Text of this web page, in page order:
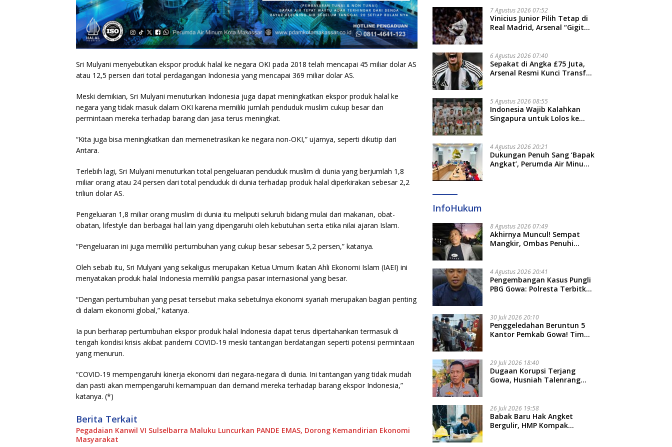
Sri Mulyani menyebutkan ekspor produk halal ke negara OKI pada 2018 telah mencapai 45 miliar dolar AS
atau 12,5 persen dari total perdagangan Indonesia yang mencapai 369 miliar dolar AS.
Meski demikian, Sri Mulyani menuturkan Indonesia juga dapat meningkatkan ekspor produk halal ke
negara yang tidak masuk dalam OKI karena memiliki jumlah penduduk muslim cukup besar dan
permintaan mereka terhadap barang dan jasa terus meningkat.
“Kita juga bisa meningkatkan dan memenetrasikan ke negara non-OKI,” ujarnya, seperti dikutip dari
Antara.
Terlebih lagi, Sri Mulyani menuturkan total pengeluaran penduduk muslim di dunia yang berjumlah 1,8
miliar orang atau 24 persen dari total penduduk di dunia terhadap produk halal diperkirakan sebesar 2,2
triliun dolar AS.
Pengeluaran 1,8 miliar orang muslim di dunia itu meliputi seluruh bidang mulai dari makanan, obat-
obatan, lifestyle dan berbagai hal lain yang dipengaruhi oleh kebutuhan serta etika nilai ajaran Islam.
“Pengeluaran ini juga memiliki pertumbuhan yang cukup besar sebesar 5,2 persen,” katanya.
Oleh sebab itu, Sri Mulyani yang sekaligus merupakan Ketua Umum Ikatan Ahli Ekonomi Islam (IAEI) ini
menyatakan produk halal Indonesia memiliki pangsa pasar internasional yang besar.
“Dengan pertumbuhan yang pesat tersebut maka sebetulnya ekonomi syariah merupakan bagian penting
di dalam ekonomi global,” katanya.
Ia pun berharap pertumbuhan ekspor produk halal Indonesia dapat terus dipertahankan termasuk di
tengah kondisi krisis akibat pandemi COVID-19 meski tantangan berdatangan seperti potensi permintaan
yang menurun.
“COVID-19 mempengaruhi kinerja ekonomi dari negara-negara di dunia. Ini tantangan yang tidak mudah
dan pasti akan mempengaruhi kemampuan dan demand mereka terhadap barang ekspor Indonesia,”
katanya. (*)
Berita Terkait
Pegadaian Kanwil VI Sulselbarra Maluku Luncurkan PANDE EMAS, Dorong Kemandirian Ekonomi
Masyarakat
7 Agustus 2026 07:52
Vinicius Junior Pilih Tetap di
Real Madrid, Arsenal “Gigit
6 Agustus 2026 07:40
Sepakat di Angka £75 Juta,
Arsenal Resmi Kunci Transfer
5 Agustus 2026 08:55
Indonesia Wajib Kalahkan
Singapura untuk Lolos ke
4 Agustus 2026 20:21
Dukungan Penuh Sang ‘Bapak
Angkat’, Perumda Air Minum
InfoHukum
8 Agustus 2026 07:49
Akhirnya Muncul! Sempat
Mangkir, Ombas Penuhi
Pertanyaan
4 Agustus 2026 20:41
Pengembangan Kasus Pungli
PBG Gowa: Polresta Terbitkan
30 Juli 2026 20:10
Penggeledahan Beruntun 5
Kantor Pemkab Gowa! Tim
Rp16 Miliar
29 Juli 2026 18:40
Dugaan Korupsi Terjang
Gowa, Husniah Talenrang
26 Juli 2026 19:58
​Babak Baru Hak Angket
Bergulir, HMP Kompak